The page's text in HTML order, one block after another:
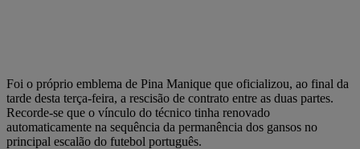
Foi o próprio emblema de Pina Manique que oficializou, ao final da
tarde desta terça-feira, a rescisão de contrato entre as duas partes.
Recorde-se que o vínculo do técnico tinha renovado
automaticamente na sequência da permanência dos gansos no
principal escalão do futebol português.